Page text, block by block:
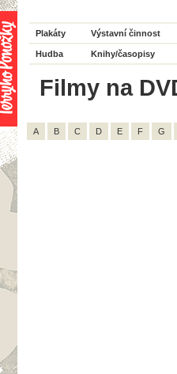
Plakáty Výstavní činnost
Hudba Knihy/časopisy
Filmy na
A B C D E F G